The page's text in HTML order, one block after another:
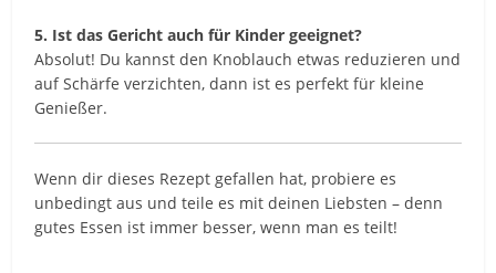
5. Ist das Gericht auch für Kinder geeignet?
Absolut! Du kannst den Knoblauch etwas reduzieren und
auf Schärfe verzichten, dann ist es perfekt für kleine
Genießer.
Wenn dir dieses Rezept gefallen hat, probiere es
unbedingt aus und teile es mit deinen Liebsten – denn
gutes Essen ist immer besser, wenn man es teilt!